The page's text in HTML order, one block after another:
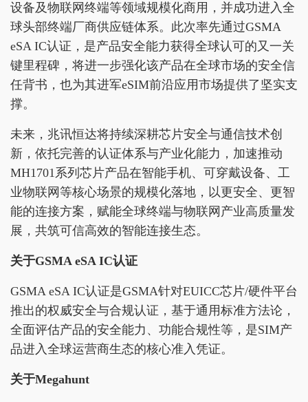
设备及物联网终端等领域规模化商用，并成功进入全
球头部终端厂商供应链体系。此次率先通过GSMA
eSA IC认证，是产品安全能力获得全球认可的又一关
键里程碑，将进一步强化该产品在全球市场的安全信
任背书，也为其进军eSIM前沿应用市场提供了坚实支
撑。
未来，兆讯恒达将持续深耕芯片安全与通信技术创
新，依托完善的认证体系与产业化能力，加速推动
MH1701系列芯片产品在智能手机、可穿戴设备、工
业物联网等核心场景的规模化落地，以更安全、更智
能的连接方案，赋能全球终端与物联网产业高质量发
展，共筑可信高效的智能连接生态。
关于GSMA eSA IC认证
GSMA eSA IC认证是GSMA针对EUICC芯片/硬件平台
推出的权威安全与合规认证，基于通用标准方法论，
全面评估产品的安全能力、功能合规性等，是SIM产
品进入全球运营商生态的核心准入凭证。
关于Megahunt